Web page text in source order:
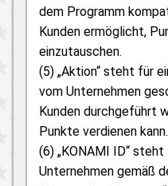
dem Programm
Kunden ermöglicht,
einzutauschen.
(5) „Aktion“ steht für
vom Unternehmen
Kunden durchgeführt
Punkte verdienen kann.
(6) „KONAMI ID“
Unternehmen gemäß